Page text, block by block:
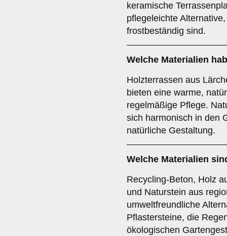
keramische
pflegeleichte
frostbeständig sind.
Welche Materialien
Holzterrassen aus
bieten eine warme,
regelmäßige Pflege.
sich harmonisch in den
natürliche Gestaltung.
Welche Materialien
Recycling-Beton, Holz
und Naturstein aus
umweltfreundliche
Pflastersteine, die
ökologischen